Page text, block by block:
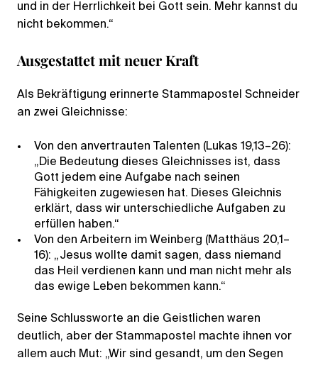
und in der Herrlichkeit bei Gott sein. Mehr kannst du
nicht bekommen.“
Ausgestattet mit neuer Kraft
Als Bekräftigung erinnerte Stammapostel Schneider
an zwei Gleichnisse:
Von den anvertrauten Talenten (Lukas 19,13–26):
„Die Bedeutung dieses Gleichnisses ist, dass
Gott jedem eine Aufgabe nach seinen
Fähigkeiten zugewiesen hat. Dieses Gleichnis
erklärt, dass wir unterschiedliche Aufgaben zu
erfüllen haben.“
Von den Arbeitern im Weinberg (Matthäus 20,1–
16): „Jesus wollte damit sagen, dass niemand
das Heil verdienen kann und man nicht mehr als
das ewige Leben bekommen kann.“
Seine Schlussworte an die Geistlichen waren
deutlich, aber der Stammapostel machte ihnen vor
allem auch Mut: „Wir sind gesandt, um den Segen